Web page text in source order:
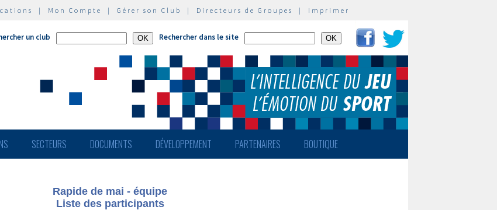
| Mon Compte | Gérer son Club | Directeurs de Groupes | Imprimer
un club Rechercher dans le site
SECTEURS DOCUMENTS DÉVELOPPEMENT PARTENAIRES BOUTIQUE
Rapide de mai - équipe
Liste des participants